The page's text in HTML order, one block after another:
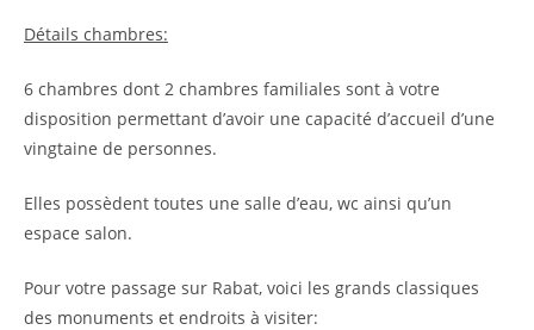
Détails chambres:
6 chambres dont 2 chambres familiales sont à votre
disposition permettant d’avoir une capacité d’accueil d’une
vingtaine de personnes.
Elles possèdent toutes une salle d’eau, wc ainsi qu’un
espace salon.
Pour votre passage sur Rabat, voici les grands classiques
des monuments et endroits à visiter: